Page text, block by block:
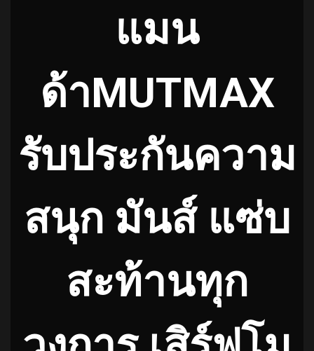
แมน
ด้าMUTMAX
รับประกันความ
สนุก มันส์ แซ่บ
สะท้านทุก